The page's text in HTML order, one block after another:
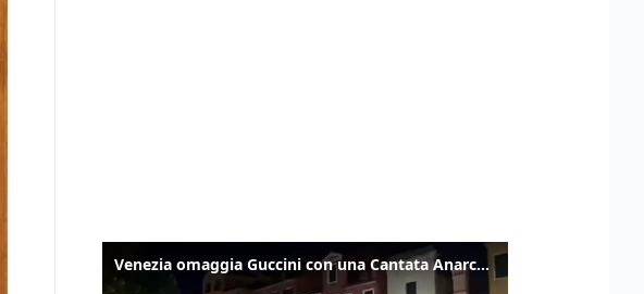
Venezia omaggia Guccini con una Cantata Anarchica in campo Santa Margherita